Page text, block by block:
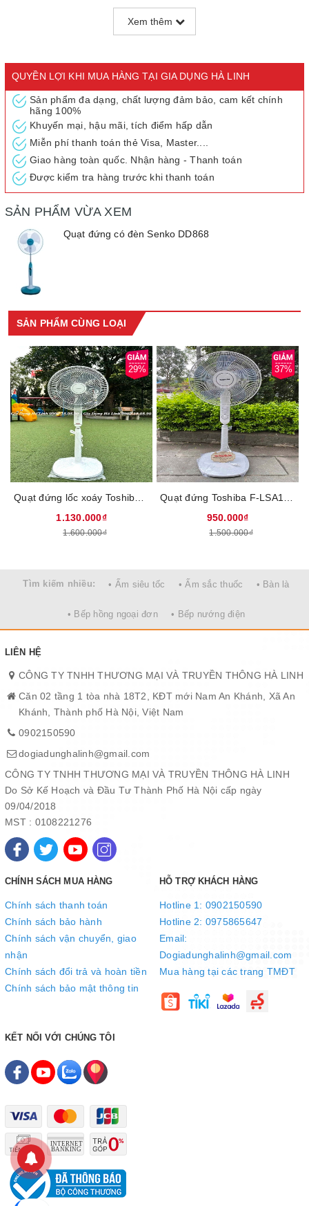
Xuất xứ: Chính hãng SENKO - Hàng Việt Nam chất lượng cao đạt
Quạt đứng 3 cánh Senko DD868có thiết kế tiện lợi, hiện
đại, tiết kiệm không gian cùng nhiều tính năng thông minh sẽ giúp
cuộc sống của bạn trở nên thật thoải mái và dễ chịu.Với thiết kế
để đứng cao 117cm, rút ngắn 98cm cùng loại quạt 3 cánh với
đường kính lớn lên đến 39cm giúp bạn tiết kiệm được diện tích và
bảo đảm những cơn gió mát mẻ luôn được lan toả khắp không
gian phòng kết hợp màu sắc tươi tắn sẽ mang đến cho không
gian nhà bạn vẻ đẹp hiện đại và sang trọng.
ƯU ĐIỂM NỔI BẬT CỦA QUẠT ĐỨNG 3 CÁNH SENKO DD868
Thiết kế tiện dụng, vận hành êm ái
Quạt đứng 3 cánh Senko DD868 có thiết kế rất đơn giản, với điều
đế rộng giúp quạt đứng vững, không rung lắc khi sử dụng. Ngoài
ra, lồng quạt và cánh quạt có thể tháo rời dễ dàng để vệ sinh.
Có đèn hiển thị
Quạt DD868 còn được trang bị đèn hiển thị khi hoạt động giúp
bạn dễ quan sát khi dử dụng vào ban đêm.
3 tốc độ gió phù hợp với nhiều nhu cầu làm mát khác nhau
Quạt đứng 3 cánh Senko DD868 được trang bị 3 tốc độ gió mạnh
mẽ: mạnh, trung bình, thấp mang lại làn gió mát một cách dễ chịu
Xem thêm
QUYỀN LỢI KHI MUA HÀNG TẠI GIA DỤNG HÀ LINH
Sản phẩm đa dạng, chất lượng đảm bảo, cam kết chính
hãng 100%
Khuyến mại, hậu mãi, tích điểm hấp dẫn
Miễn phí thanh toán thẻ Visa, Master....
Giao hàng toàn quốc. Nhận hàng - Thanh toán
Được kiểm tra hàng trước khi thanh toán
SẢN PHẨM VỪA XEM
Quạt đứng có đèn Senko DD868
SẢN PHẨM CÙNG LOẠI
29%
1.130.000₫
1.600.000₫
37%
950.000₫
1.500.000₫
Tìm kiếm nhiều: • Ấm siêu tốc • Ấm sắc thuốc • Bàn là
• Bếp hồng ngoại đơn • Bếp nướng điện
LIÊN HỆ
CÔNG TY TNHH THƯƠNG MẠI VÀ TRUYỀN THÔNG HÀ LINH
Căn 02 tầng 1 tòa nhà 18T2, KĐT mới Nam An Khánh, Xã An
Khánh, Thành phố Hà Nội, Việt Nam
0902150590
dogiadunghalinh@gmail.com
CÔNG TY TNHH THƯƠNG MẠI VÀ TRUYỀN THÔNG HÀ LINH
Do Sở Kế Hoạch và Đầu Tư Thành Phố Hà Nội cấp ngày
09/04/2018
MST : 0108221276
CHÍNH SÁCH MUA HÀNG
Chính sách thanh toán
Chính sách bảo hành
Chính sách vận chuyển, giao
nhận
Chính sách đổi trả và hoàn tiền
Chính sách bảo mật thông tin
HỖ TRỢ KHÁCH HÀNG
Hotline 1: 0902150590
Hotline 2: 0975865647
Email:
Dogiadunghalinh@gmail.com
Mua hàng tại các trang TMĐT
KẾT NỐI VỚI CHÚNG TÔI